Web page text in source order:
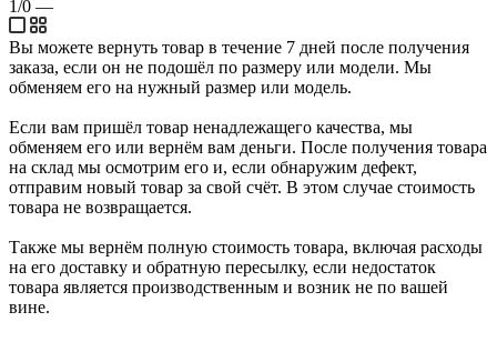
1/0 —
Вы можете вернуть товар в течение 7 дней после получения
заказа, если он не подошёл по размеру или модели. Мы
обменяем его на нужный размер или модель.
Если вам пришёл товар ненадлежащего качества, мы
обменяем его или вернём вам деньги. После получения товара
на склад мы осмотрим его и, если обнаружим дефект,
отправим новый товар за свой счёт. В этом случае стоимость
товара не возвращается.
Также мы вернём полную стоимость товара, включая расходы
на его доставку и обратную пересылку, если недостаток
товара является производственным и возник не по вашей
вине.